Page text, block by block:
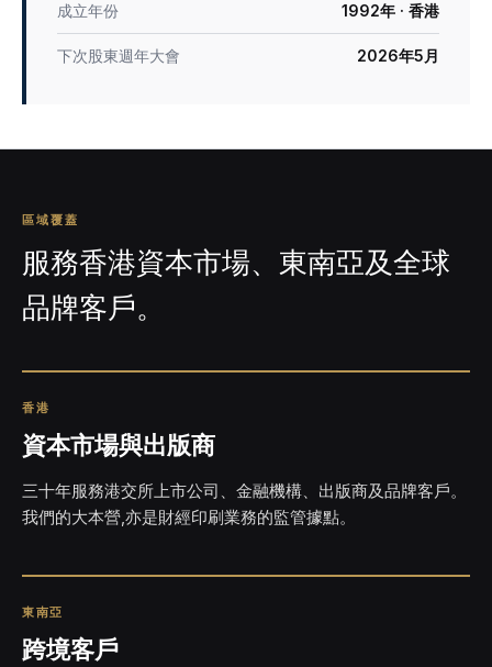
成立年份 1992年 · 香港
下次股東週年大會 2026年5月
區域覆蓋
服務香港資本市場、東南亞及全球
品牌客戶。
香港
資本市場與出版商
三十年服務港交所上市公司、金融機構、出版商及品牌客戶。
我們的大本營,亦是財經印刷業務的監管據點。
東南亞
跨境客戶